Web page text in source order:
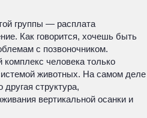
группы — расплата
Как говорится, хочешь быть
с позвоночником.
человека только
животных. На самом деле
структура,
вертикальной осанки и